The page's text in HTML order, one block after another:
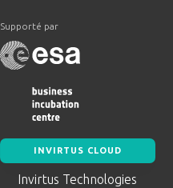
Supporté par
INVIRTUS CLOUD
Invirtus Technologies